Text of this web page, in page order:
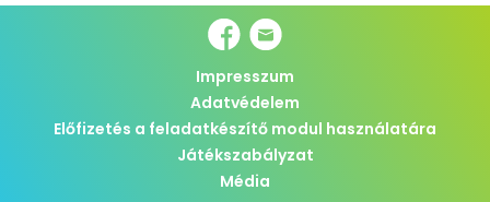
Impresszum
Adatvédelem
Előfizetés a feladatkészítő modul használatára
Játékszabályzat
Média